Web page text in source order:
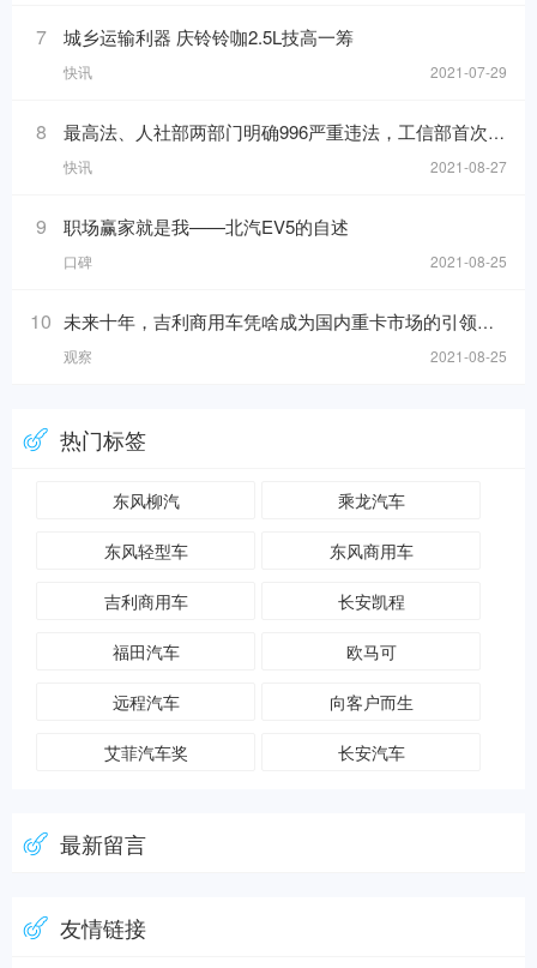
7 城乡运输利器 庆铃铃咖2.5L技高一筹
快讯 2021-07-29
8 最高法、人社部两部门明确996严重违法，工信部首次发布中国汽车产业发展年报
快讯 2021-08-27
9 职场赢家就是我——北汽EV5的自述
口碑 2021-08-25
10 未来十年，吉利商用车凭啥成为国内重卡市场的引领者？
观察 2021-08-25
热门标签
东风柳汽 乘龙汽车
东风轻型车 东风商用车
吉利商用车 长安凯程
福田汽车 欧马可
远程汽车 向客户而生
艾菲汽车奖 长安汽车
最新留言
友情链接